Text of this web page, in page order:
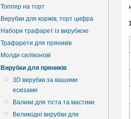
Топпер на торт
Вирубки для коржів, торт цифра
Набори трафарет із вирубкою
Трафарети для пряників
Молди силіконові
Вирубки для пряників
3D вирубки за вашими
ескізами
Валики для тіста та мастики
Великодні вирубки для